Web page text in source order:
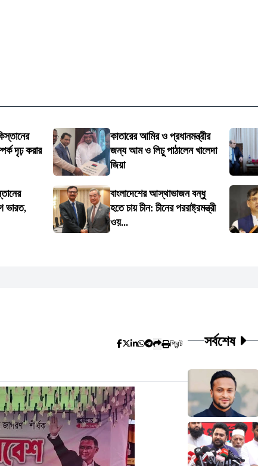
দৃঢ় করার
কাতারের আমির ও প্রধানমন্ত্রীর
জন্য আম ও লিচু পাঠালেন খালেদা
জিয়া
ভারত,
বাংলাদেশের আস্থাভাজন বন্ধু
হতে চায় চীন: চীনের পররাষ্ট্রমন্ত্রী
ওয়...
প্রিন্ট সর্বশেষ